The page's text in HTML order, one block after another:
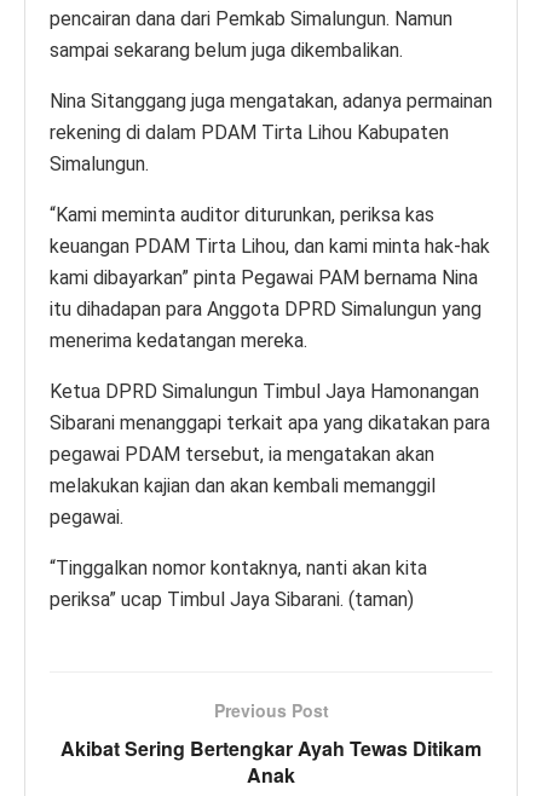
pencairan dana dari Pemkab Simalungun. Namun
sampai sekarang belum juga dikembalikan.
Nina Sitanggang juga mengatakan, adanya permainan
rekening di dalam PDAM Tirta Lihou Kabupaten
Simalungun.
“Kami meminta auditor diturunkan, periksa kas
keuangan PDAM Tirta Lihou, dan kami minta hak-hak
kami dibayarkan” pinta Pegawai PAM bernama Nina
itu dihadapan para Anggota DPRD Simalungun yang
menerima kedatangan mereka.
Ketua DPRD Simalungun Timbul Jaya Hamonangan
Sibarani menanggapi terkait apa yang dikatakan para
pegawai PDAM tersebut, ia mengatakan akan
melakukan kajian dan akan kembali memanggil
pegawai.
“Tinggalkan nomor kontaknya, nanti akan kita
periksa” ucap Timbul Jaya Sibarani. (taman)
Previous Post
Akibat Sering Bertengkar Ayah Tewas Ditikam
Anak